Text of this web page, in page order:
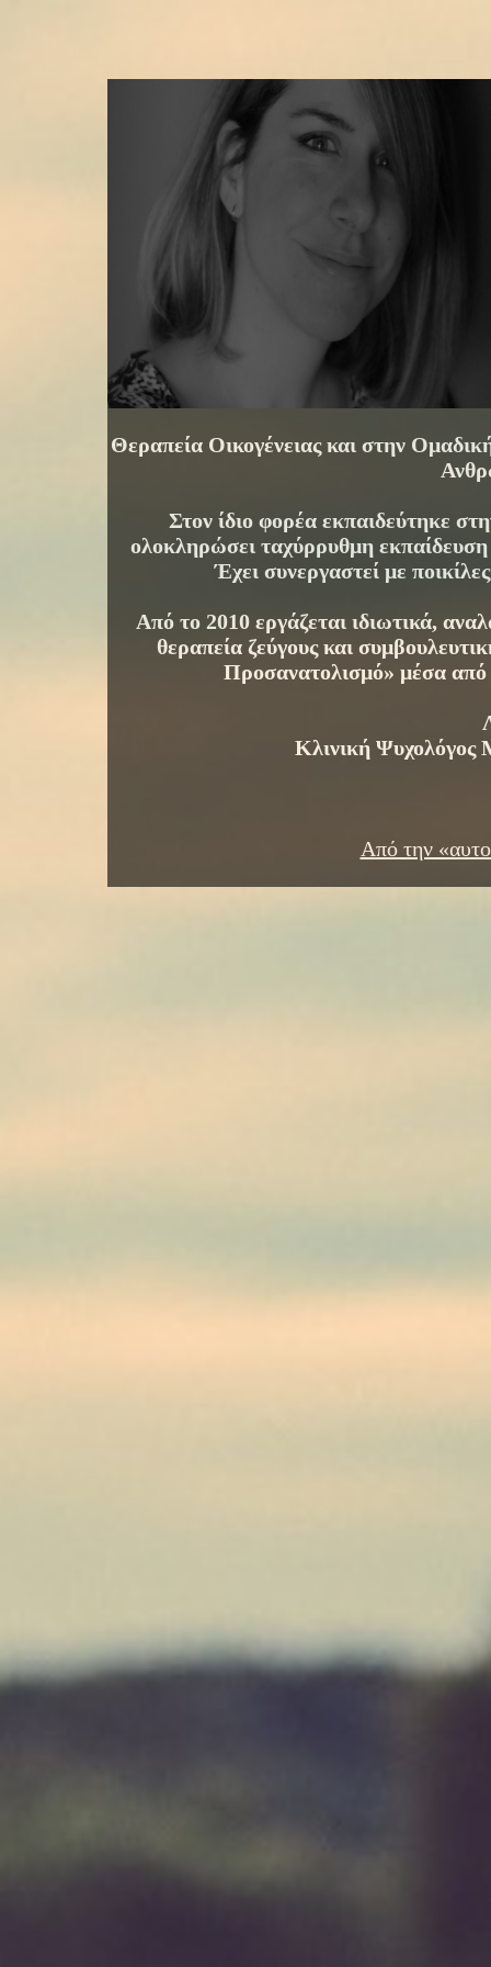
Θεραπεία Οικογένειας και στην
Στον ίδιο φορέα εκπαιδεύτηκε
ολοκληρώσει ταχύρρυθμη
Έχει συνεργαστεί με
Από το 2010 εργάζεται ιδιωτικά,
θεραπεία ζεύγους και
Προσανατολισμό» μέσα από
Κλινική Ψυχολόγος
Από την